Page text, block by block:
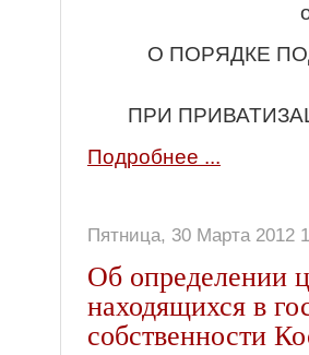
О ПОРЯДКЕ
ПРИ
Подробнее ...
Пятница, 30 Марта 2012
Об определении
находящихся в
собственности